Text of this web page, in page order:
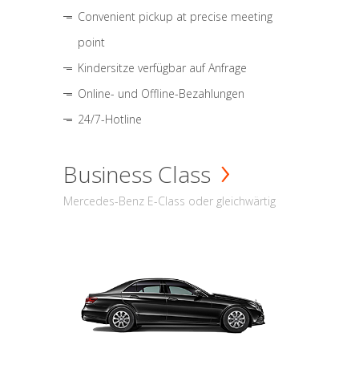
Convenient pickup at precise meeting
point
Kindersitze verfügbar auf Anfrage
Online- und Offline-Bezahlungen
24/7-Hotline
Business Class
Mercedes-Benz E-Class oder gleichwärtig